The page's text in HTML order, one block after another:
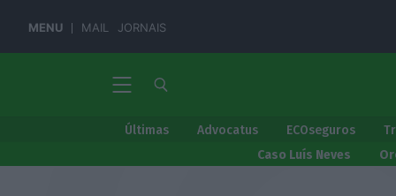
MENU MAIL JORNAIS
Últimas Advocatus ECOseguros
Caso Luís Neves